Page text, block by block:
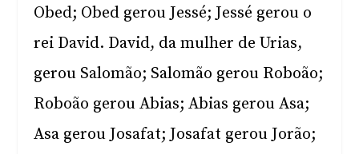
Obed; Obed gerou Jessé; Jessé gerou o
rei David. David, da mulher de Urias,
gerou Salomão; Salomão gerou Roboão;
Roboão gerou Abias; Abias gerou Asa;
Asa gerou Josafat; Josafat gerou Jorão;